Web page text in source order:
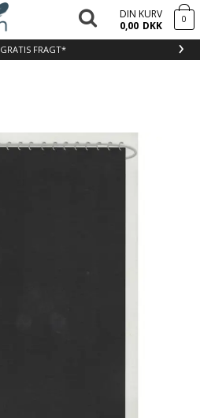
GRATIS FRAGT* ›
DIN KURV
0,00 DKK 0